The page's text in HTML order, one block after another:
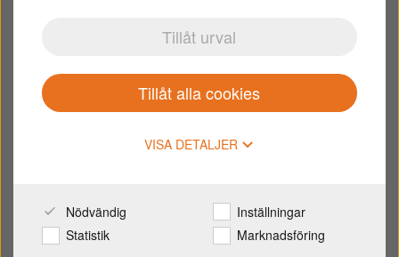
Tillåt urval
Tillåt alla cookies
VISA DETALJER
Nödvändig
Inställningar
Statistik
Marknadsföring
personligt bruk och förutsatt att du respekterar
äganderätt.
upp, posta, överföra eller distribuera på något sätt
användning eller kommunikation, utan föregående
skriftligt medgivande från GN Hearing.